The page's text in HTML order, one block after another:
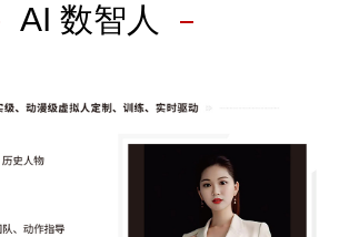
AI 数智人